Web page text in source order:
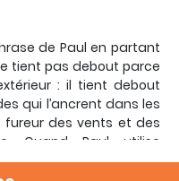
de Paul en partant
tient pas debout parce
: il tient debout
qui l’ancrent dans les
des vents et des
Quand Paul utilise
» (Col 2,7), il veut dire